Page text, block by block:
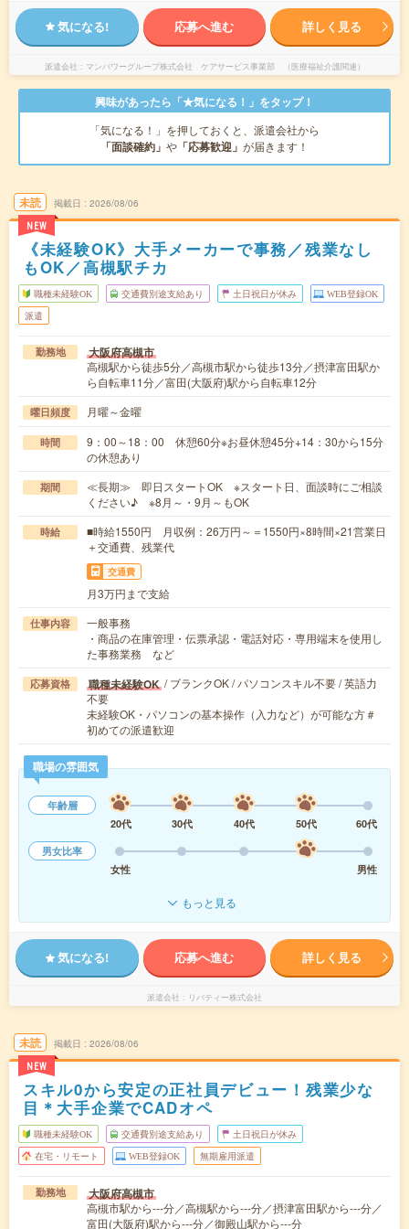
気になる! 応募へ進む 詳しく見る
派遣会社 マンパワーグループ株式会社 ケアサービス事業部 （医療福祉介護関連）
興味があったら「★気になる！」をタップ！
「気になる！」を押しておくと、派遣会社から
「面談確約」 や 「応募歓迎」 が届きます！
未読
NEW
掲載日 2026/08/06
《未経験OK》大手メーカーで事務／残業なし
もOK／高槻駅チカ
職種未経験OK 交通費別途支給あり 土日祝日が休み WEB登録OK
派遣
勤務地 大阪府高槻市
高槻駅から徒歩5分／高槻市駅から徒歩13分／摂津富田駅か
ら自転車11分／富田(大阪府)駅から自転車12分
曜日頻度 月曜～金曜
時間
9：00～18：00 休憩60分※お昼休憩45分+14：30から15分
の休憩あり
期間
≪長期≫ 即日スタートOK ※スタート日、面談時にご相談
ください♪ ※8月～・9月～もOK
時給
■時給1550円 月収例：26万円～＝1550円×8時間×21営業日
＋交通費、残業代
交通費
月3万円まで支給
仕事内容
一般事務
・商品の在庫管理・伝票承認・電話対応・専用端末を使用し
た事務業務 など
応募資格 職種未経験OK / ブランクOK / パソコンスキル不要 / 英語力
不要
未経験OK・パソコンの基本操作（入力など）が可能な方＃
初めての派遣歓迎
職場の雰囲気
年齢層
20代
30代 40代 50代
60代
男女比率
女性
男性
もっと見る
気になる! 応募へ進む 詳しく見る
派遣会社 リバティー株式会社
未読
NEW
掲載日 2026/08/06
スキル0から安定の正社員デビュー！残業少な
目＊大手企業でCADオペ
職種未経験OK 交通費別途支給あり 土日祝日が休み
在宅・リモート WEB登録OK 無期雇用派遣
勤務地 大阪府高槻市
高槻市駅から---分／高槻駅から---分／摂津富田駅から---分／
富田(大阪府)駅から---分／御殿山駅から---分